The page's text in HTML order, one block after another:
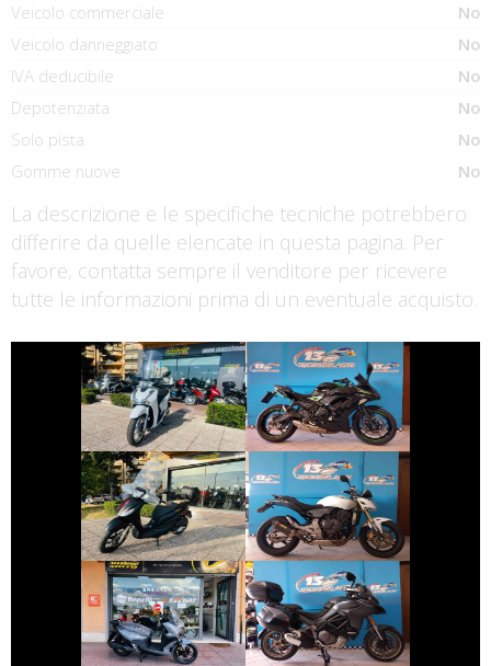
Veicolo commerciale
No
Veicolo danneggiato
No
IVA deducibile
No
Depotenziata
No
Solo pista
No
Gomme nuove
No
La descrizione e le specifiche tecniche potrebbero
differire da quelle elencate in questa pagina. Per
favore, contatta sempre il venditore per ricevere
tutte le informazioni prima di un eventuale acquisto.
HONDA SH
KAWASAKI
NINJA-650
PIAGGIO MEDLEY
€ 2.990 €
HONDA HORNET
€ 3.490 €
SYM JOYRIDE
€ 4.190 €
DUCATI
MULTISTRADA
€ 11.690 €
€ 3.150 € € 3.490 €